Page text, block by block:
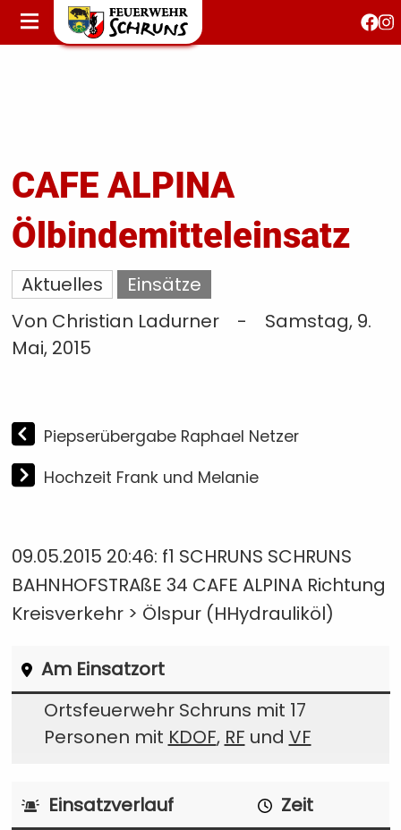
STARTSEITE
AKTUELLES
CAFE ALPINA
Ölbindemitteleinsatz
Aktuelles
Einsätze
Von Christian Ladurner
-
Samstag, 9.
Mai, 2015
Piepserübergabe Raphael Netzer
Hochzeit Frank und Melanie
09.05.2015 20:46: f1 SCHRUNS SCHRUNS
BAHNHOFSTRAßE 34 CAFE ALPINA Richtung
Kreisverkehr > Ölspur (HHydrauliköl)
Am Einsatzort
Ortsfeuerwehr Schruns mit 17
Personen mit KDOF, RF und VF
Einsatzverlauf
Zeit